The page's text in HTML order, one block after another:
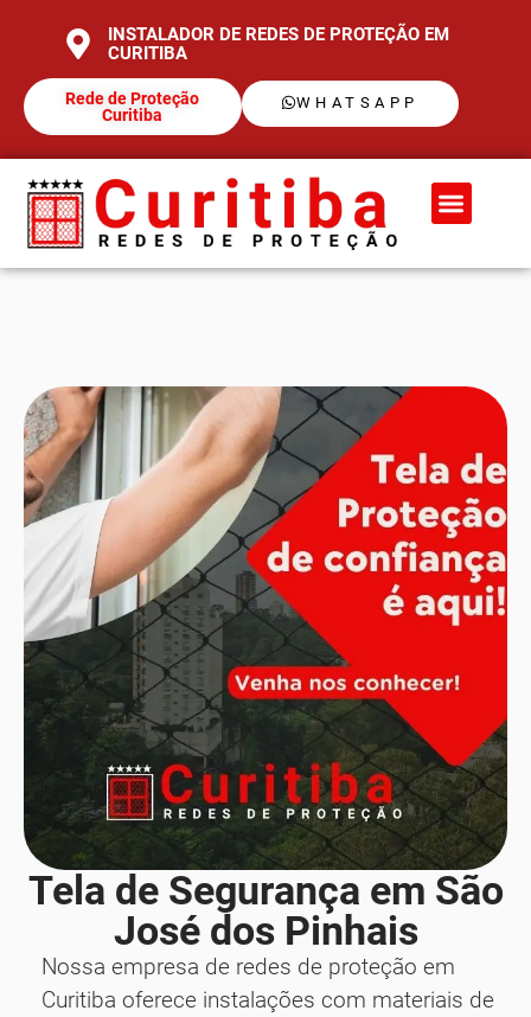
INSTALADOR DE REDES DE PROTEÇÃO EM
CURITIBA
Rede de Proteção
Curitiba
WHATSAPP
Tela de Segurança em São
José dos Pinhais
Nossa empresa de redes de proteção em
Curitiba oferece instalações com materiais de